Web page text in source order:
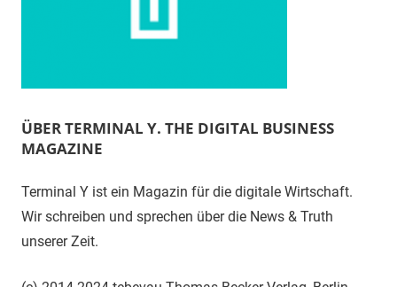
ÜBER TERMINAL Y. THE DIGITAL BUSINESS
MAGAZINE
Terminal Y ist ein Magazin für die digitale Wirtschaft.
Wir schreiben und sprechen über die News & Truth
unserer Zeit.